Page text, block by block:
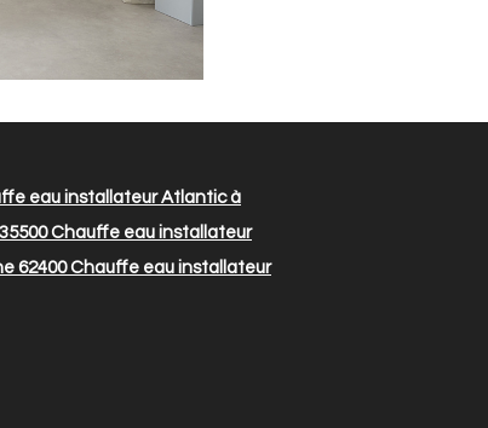
eau installateur Atlantic à
Chauffe eau installateur
62400Chauffe eau installateur